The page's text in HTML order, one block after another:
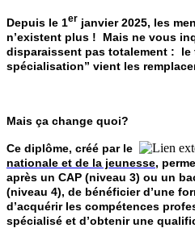
Depuis le 1er janvier 2025, les
n’existent plus ! Mais ne vous
disparaissent pas totalement : le
spécialisation” vient les
Mais ça change quoi?
Ce diplôme, créé par le
nationale et de la jeunesse,
après un CAP (niveau 3) ou un
(niveau 4), de bénéficier d’une
d’acquérir les compétences
spécialisé et d’obtenir une